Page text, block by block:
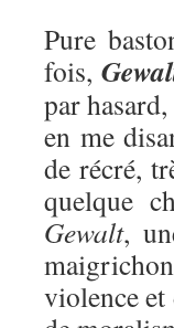
Pure
fois,
par
en me
de récré,
quelque
Gewalt,
violence et